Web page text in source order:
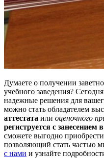
Думаете о получении
учебного заведения?
надежные решения для
можно стать обладателем
аттестата или оценочного
региструется с занесением
сможете выгодно приобрести
позволяющий стать частью
с нами и узнайте